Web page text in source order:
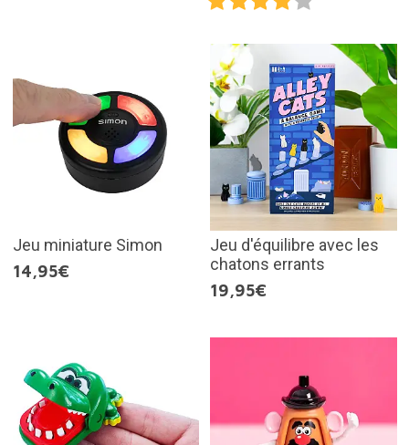
Jeu miniature Simon
14,95€
Jeu d'équilibre avec les
chatons errants
19,95€